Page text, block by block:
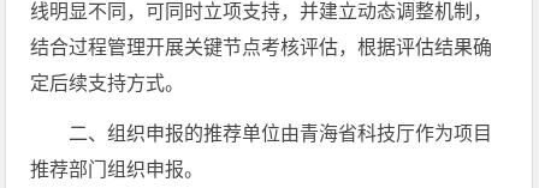
线明显不同，可同时立项支持，并建立动态调整机制，
结合过程管理开展关键节点考核评估，根据评估结果确
定后续支持方式。
二、组织申报的推荐单位由青海省科技厅作为项目
推荐部门组织申报。